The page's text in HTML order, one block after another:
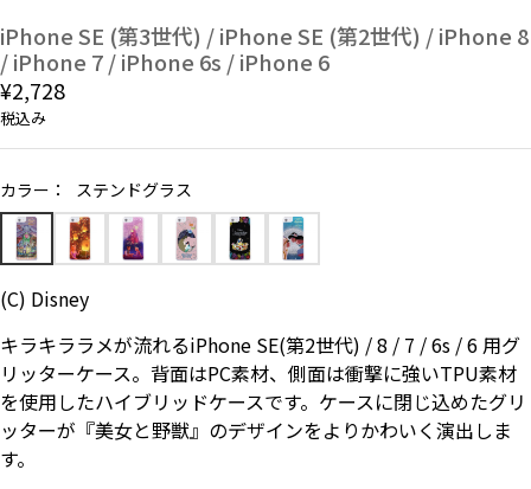
会社概要
お知らせ
よくある質問
お問い合わせ（一般の皆様）
プライバシーポリシー
iPhone SE (第3世代) / iPhone SE (第2世代) / iPhone 8
/ iPhone 7 / iPhone 6s / iPhone 6
¥2,728
税込み
カラー： ステンドグラス
(C) Disney
キラキララメが流れるiPhone SE(第2世代) / 8 / 7 / 6s / 6 用グ
リッターケース。背面はPC素材、側面は衝撃に強いTPU素材
を使用したハイブリッドケースです。ケースに閉じ込めたグリ
ッターが『美女と野獣』のデザインをよりかわいく演出しま
す。